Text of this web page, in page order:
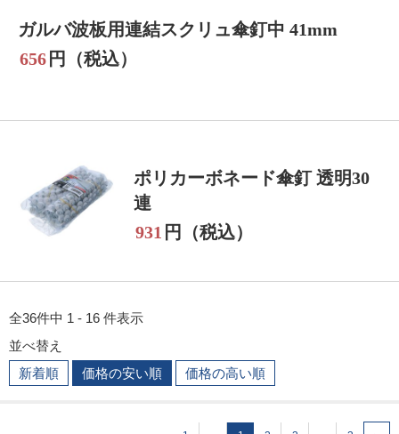
ガルバ波板用連結スクリュ傘釘中 41mm
656 円（税込）
ポリカーボネード傘釘 透明30
連
931 円（税込）
全36件中 1 - 16 件表示
並べ替え
新着順
価格の安い順 価格の高い順